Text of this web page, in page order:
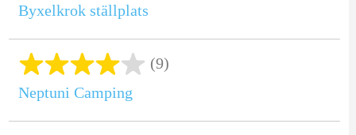
Byxelkrok ställplats
(9)
Neptuni Camping